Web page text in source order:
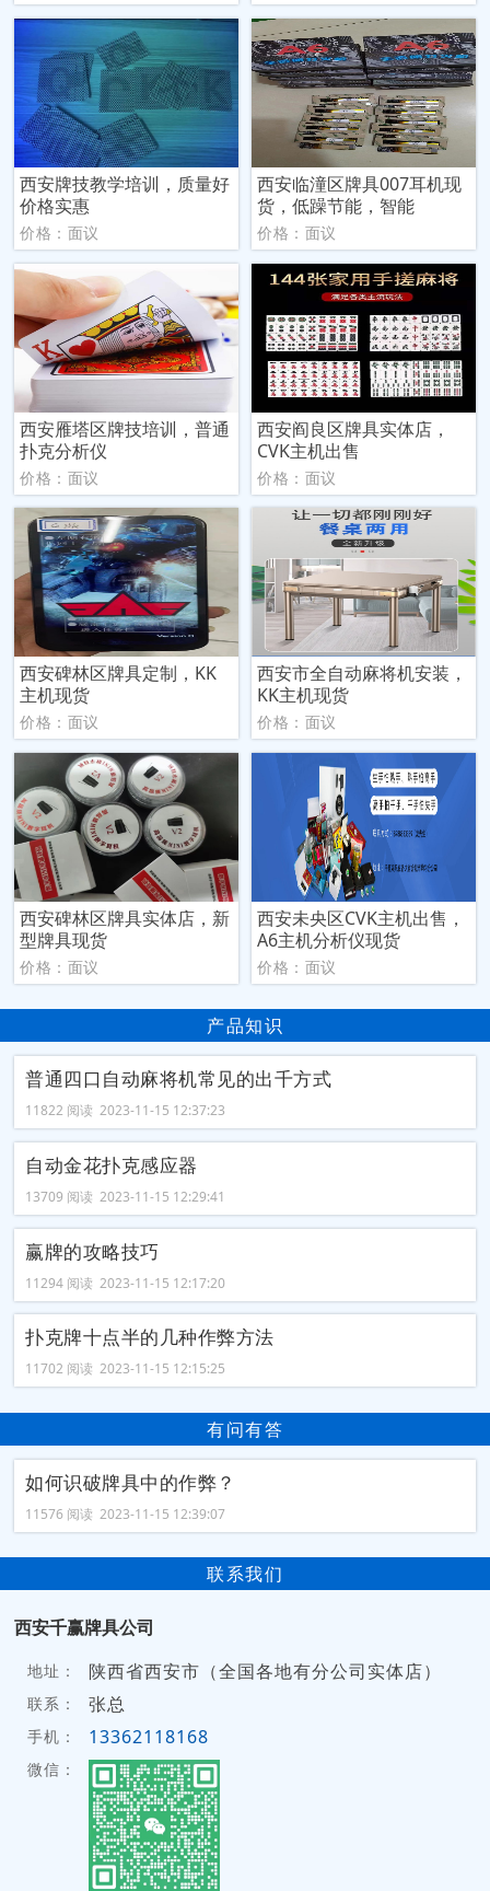
西安牌技教学培训，质量好
价格实惠
价格：面议
西安临潼区牌具007耳机现
货，低躁节能，智能
价格：面议
西安雁塔区牌技培训，普通
扑克分析仪
价格：面议
西安阎良区牌具实体店，
CVK主机出售
价格：面议
西安碑林区牌具定制，KK
主机现货
价格：面议
西安市全自动麻将机安装，
KK主机现货
价格：面议
西安碑林区牌具实体店，新
型牌具现货
价格：面议
西安未央区CVK主机出售，
A6主机分析仪现货
价格：面议
产品知识
普通四口自动麻将机常见的出千方式
11822 阅读 2023-11-15 12:37:23
自动金花扑克感应器
13709 阅读 2023-11-15 12:29:41
赢牌的攻略技巧
11294 阅读 2023-11-15 12:17:20
扑克牌十点半的几种作弊方法
11702 阅读 2023-11-15 12:15:25
有问有答
如何识破牌具中的作弊？
11576 阅读 2023-11-15 12:39:07
联系我们
西安千赢牌具公司
地址： 陕西省西安市（全国各地有分公司实体店）
联系： 张总
手机： 13362118168
微信：